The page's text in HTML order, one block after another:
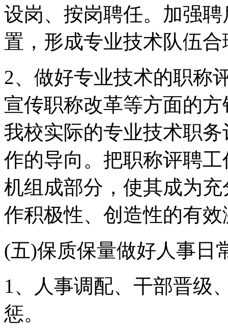
设岗、按岗聘任。加强
置，形成专业技术队伍
2、做好专业技术的职称
宣传职称改革等方面的
我校实际的专业技术职
作的导向。把职称评聘
机组成部分，使其成为
作积极性、创造性的有
(五)保质保量做好人事日
1、人事调配、干部晋级
惩。